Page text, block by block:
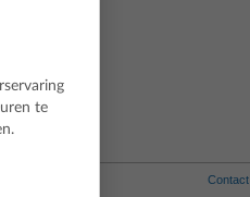
Contact
te